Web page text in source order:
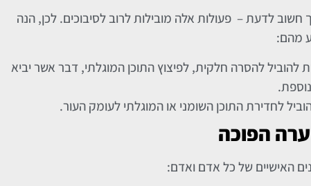
לדעת – פעולות אלה מובילות לרוב לסיבוכים. לכן, הנה
מהם:
להסרה חלקית, לפיצוץ התוכן המוגלתי, דבר אשר יביא
לחדירת התוכן השומני או המוגלתי לעומק העור.
הפוכה
האישיים של כל אדם ואדם: